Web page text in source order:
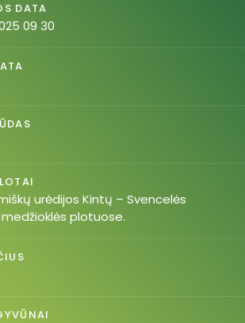
DATA
09 30
urėdijos Kintų – Svencelės
plotuose.